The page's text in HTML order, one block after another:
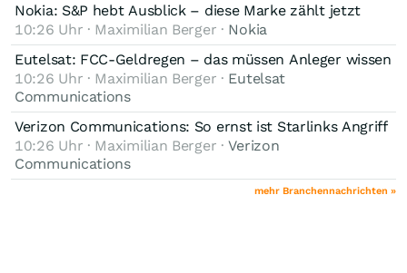
Nokia: S&P hebt Ausblick – diese Marke zählt jetzt
10:26 Uhr · Maximilian Berger · Nokia
Eutelsat: FCC-Geldregen – das müssen Anleger wissen
10:26 Uhr · Maximilian Berger · Eutelsat
Communications
Verizon Communications: So ernst ist Starlinks Angriff
10:26 Uhr · Maximilian Berger ·Verizon
Communications
mehr Branchennachrichten »